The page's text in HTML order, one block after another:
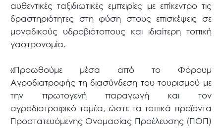
αυθεντικές ταξιδιωτικές εμπειρίες με επίκεντρο τις
δραστηριότητες στη φύση στους επισκέψεις σε
μοναδικούς υδροβιότοπους και ιδιαίτερη τοπική
γαστρονομία.
«Προωθούμε μέσα από το Φόρουμ
Αγροδιατροφής τη διασύνδεση του τουρισμού με
την πρωτογενή παραγωγή και τον
αγροδιατροφικό τομέα, ώστε τα τοπικά προϊόντα
Προστατευόμενης Ονομασίας Προέλευσης (ΠΟΠ)